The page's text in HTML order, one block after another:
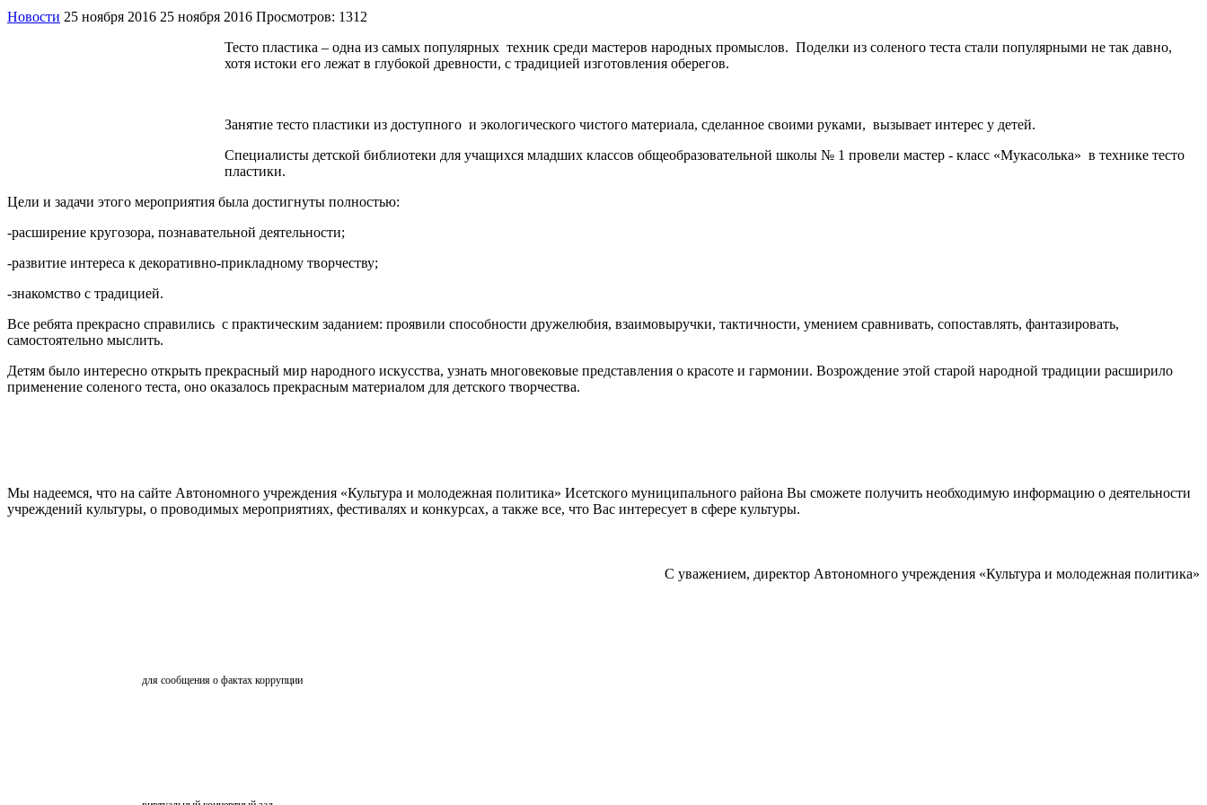
Новости 25 ноября 2016 25 ноября 2016 Просмотров: 1312
Тесто пластика – одна из самых популярных техник среди мастеров народных промыслов. Поделки из соленого теста стали популярными не так давно,
хотя истоки его лежат в глубокой древности, с традицией изготовления оберегов.
Занятие тесто пластики из доступного и экологического чистого материала, сделанное своими руками, вызывает интерес у детей.
Специалисты детской библиотеки для учащихся младших классов общеобразовательной школы № 1 провели мастер - класс «Мукасолька» в технике тесто
пластики.
Цели и задачи этого мероприятия была достигнуты полностью:
-расширение кругозора, познавательной деятельности;
-развитие интереса к декоративно-прикладному творчеству;
-знакомство с традицией.
Все ребята прекрасно справились с практическим заданием: проявили способности дружелюбия, взаимовыручки, тактичности, умением сравнивать, сопоставлять, фантазировать,
самостоятельно мыслить.
Детям было интересно открыть прекрасный мир народного искусства, узнать многовековые представления о красоте и гармонии. Возрождение этой старой народной традиции расширило
применение соленого теста, оно оказалось прекрасным материалом для детского творчества.
Мы надеемся, что на сайте Автономного учреждения «Культура и молодежная политика» Исетского муниципального района Вы сможете получить необходимую информацию о деятельности
учреждений культуры, о проводимых мероприятиях, фестивалях и конкурсах, а также все, что Вас интересует в сфере культуры.
С уважением, директор Автономного учреждения «Культура и молодежная политика»
для сообщения о фактах коррупции